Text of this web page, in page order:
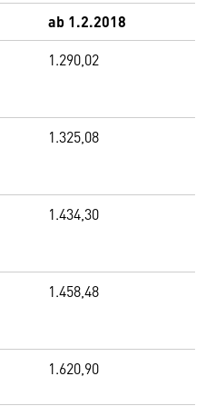
ab 1.2.2018
1.290,02
1.325,08
1.434,30
1.458,48
1.620,90